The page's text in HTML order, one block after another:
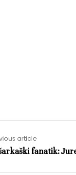
article
fanatik: